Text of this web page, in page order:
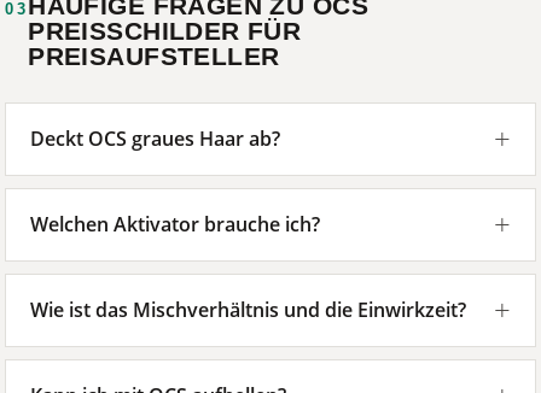
03
PREISSCHILDER FÜR
PREISAUFSTELLER
Deckt OCS graues Haar ab?
Welchen Aktivator brauche ich?
Wie ist das Mischverhältnis und die Einwirkzeit?